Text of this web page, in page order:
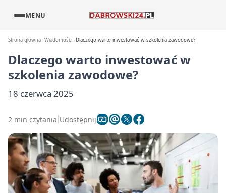
MENU
Strona główna Wiadomości Dlaczego warto inwestować w szkolenia zawodowe?
Dlaczego warto inwestować w
szkolenia zawodowe?
18 czerwca 2025
2 min czytania Udostępnij